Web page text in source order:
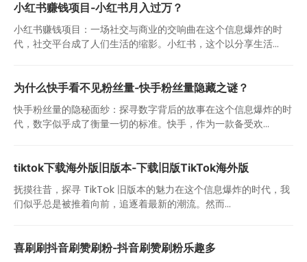
小红书赚钱项目-小红书月入过万？
小红书赚钱项目：一场社交与商业的交响曲在这个信息爆炸的时
代，社交平台成了人们生活的缩影。小红书，这个以分享生活...
为什么快手看不见粉丝量-快手粉丝量隐藏之谜？
快手粉丝量的隐秘面纱：探寻数字背后的故事在这个信息爆炸的时
代，数字似乎成了衡量一切的标准。快手，作为一款备受欢...
tiktok下载海外版旧版本-下载旧版TikTok海外版
抚摸往昔，探寻 TikTok 旧版本的魅力在这个信息爆炸的时代，我
们似乎总是被推着向前，追逐着最新的潮流。然而...
喜刷刷抖音刷赞刷粉-抖音刷赞刷粉乐趣多